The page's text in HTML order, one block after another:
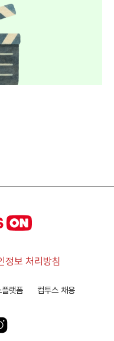
정보 처리방침
플랫폼 컴투스 채용